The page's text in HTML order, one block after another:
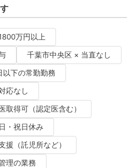
万円以上
千葉市中央区 × 当直なし
下の常勤勤務
応なし
取得可（認定医含む）
・祝日休み
援（託児所など）
理の業務